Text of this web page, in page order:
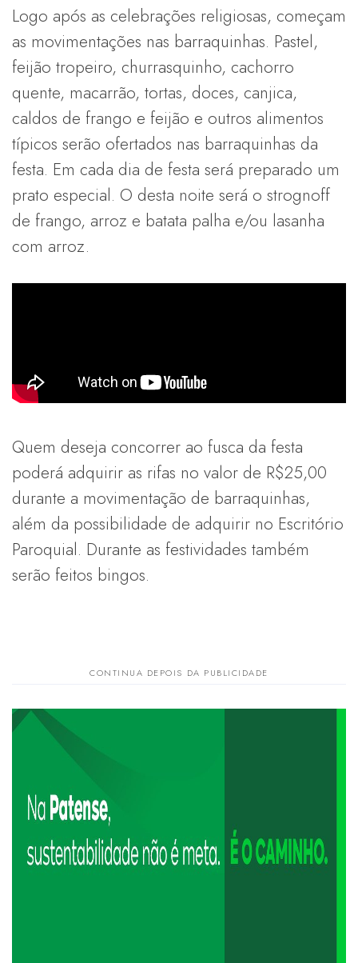
Logo após as celebrações religiosas, começam
as movimentações nas barraquinhas. Pastel,
feijão tropeiro, churrasquinho, cachorro
quente, macarrão, tortas, doces, canjica,
caldos de frango e feijão e outros alimentos
típicos serão ofertados nas barraquinhas da
festa. Em cada dia de festa será preparado um
prato especial. O desta noite será o strognoff
de frango, arroz e batata palha e/ou lasanha
com arroz.
Quem deseja concorrer ao fusca da festa
poderá adquirir as rifas no valor de R$25,00
durante a movimentação de barraquinhas,
além da possibilidade de adquirir no Escritório
Paroquial. Durante as festividades também
serão feitos bingos.